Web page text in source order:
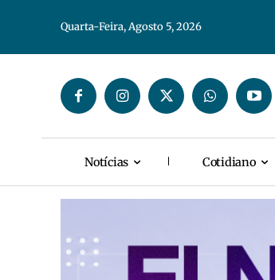
Quarta-Feira, Agosto 5, 2026
Notícias Cotidiano